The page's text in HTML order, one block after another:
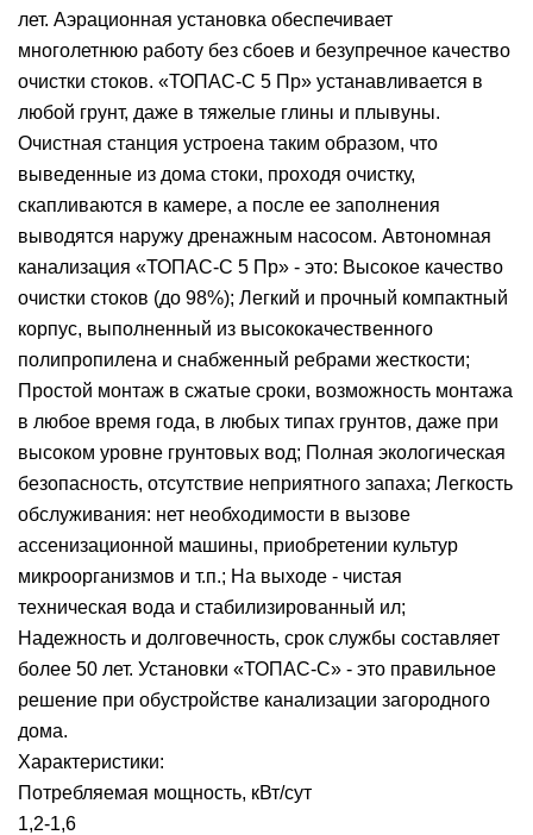
лет. Аэрационная установка обеспечивает
многолетнюю работу без сбоев и безупречное качество
очистки стоков. «ТОПАС-С 5 Пр» устанавливается в
любой грунт, даже в тяжелые глины и плывуны.
Очистная станция устроена таким образом, что
выведенные из дома стоки, проходя очистку,
скапливаются в камере, а после ее заполнения
выводятся наружу дренажным насосом. Автономная
канализация «ТОПАС-С 5 Пр» - это: Высокое качество
очистки стоков (до 98%); Легкий и прочный компактный
корпус, выполненный из высококачественного
полипропилена и снабженный ребрами жесткости;
Простой монтаж в сжатые сроки, возможность монтажа
в любое время года, в любых типах грунтов, даже при
высоком уровне грунтовых вод; Полная экологическая
безопасность, отсутствие неприятного запаха; Легкость
обслуживания: нет необходимости в вызове
ассенизационной машины, приобретении культур
микроорганизмов и т.п.; На выходе - чистая
техническая вода и стабилизированный ил;
Надежность и долговечность, срок службы составляет
более 50 лет. Установки «ТОПАС-С» - это правильное
решение при обустройстве канализации загородного
дома.
Характеристики:
Потребляемая мощность, кВт/сут
1,2-1,6